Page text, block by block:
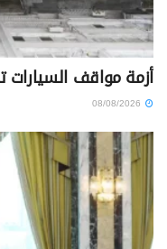
أزمة مواقف